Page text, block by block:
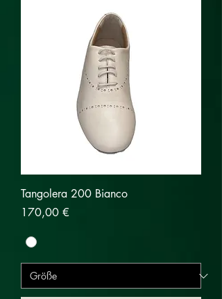
Tangolera 200 Bianco
Preis
170,00 €